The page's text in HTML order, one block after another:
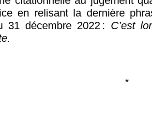
en relisant la dernière
31 décembre 2022 : C’est
*